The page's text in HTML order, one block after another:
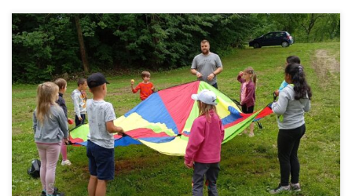
Dejte dětem šanci zažít léto, které si jejich rodiny nemohou
dovolit. Pomozte dětem zažít léto plné radosti, přátelství
a nových zážitků.